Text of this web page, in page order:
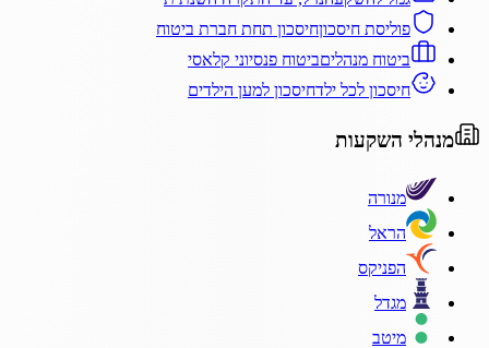
פוליסת חיסכוןחיסכון תחת חברת ביטוח
ביטוח מנהליםביטוח פנסיוני קלאסי
חיסכון לכל ילדחיסכון למען הילדים
מנהלי השקעות
מנורה
הראל
הפניקס
מגדל
מיטב